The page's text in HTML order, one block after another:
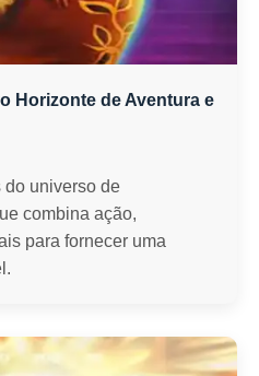
Horizonte de Aventura e
do universo de
combina ação,
para fornecer uma